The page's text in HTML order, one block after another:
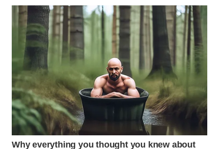
LESUNG
WN
KARO
WN
SIMALUNGUN
WN
LABUHANBATU
WN